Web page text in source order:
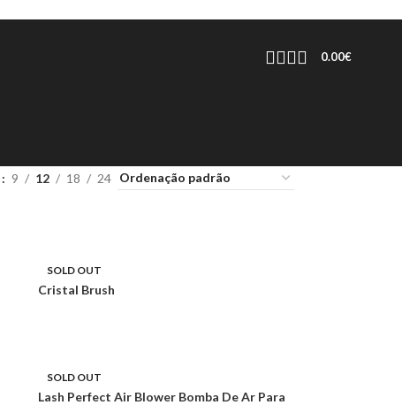
0.00€
9 12 18 24
SOLD OUT
Cristal Brush
SOLD OUT
Lash Perfect Air Blower Bomba De Ar Para